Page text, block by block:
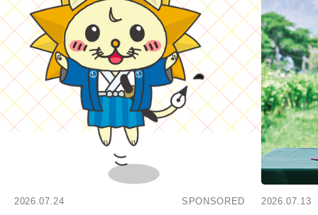
2026.07.24 SPONSORED 2026.07.13